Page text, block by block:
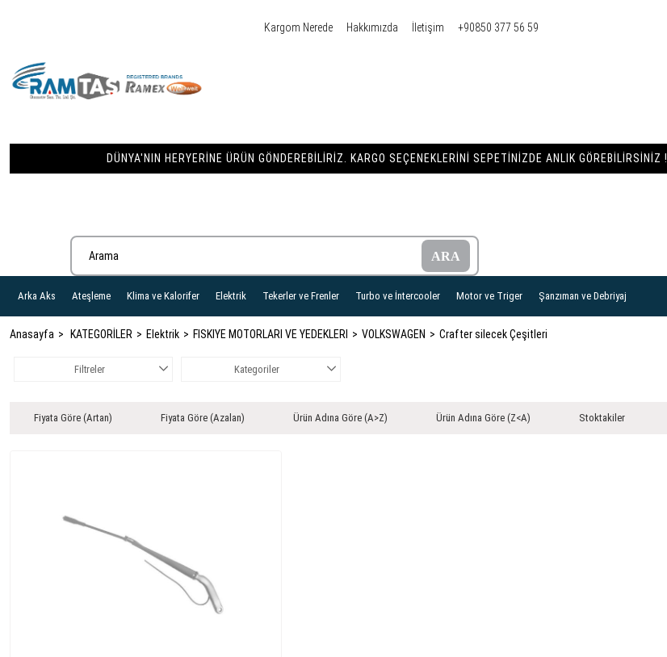
Kargom Nerede Hakkımızda İletişim +90850 377 56 59
DÜNYA'NIN HERYERINE ÜRÜN GÖNDEREBILIRIZ. KARGO SEÇENEKLERINI SEPETINIZDE ANLIK GÖREBILIRSINIZ !
Arka Aks Ateşleme Klima ve Kalorifer Elektrik Tekerler ve Frenler Turbo ve İntercooler Motor ve Triger Şanzıman ve Debriyaj
Anasayfa KATEGORİLER Elektrik FISKIYE MOTORLARI VE YEDEKLERI VOLKSWAGEN Crafter silecek Çeşitleri
Filtreler Kategoriler
Fiyata Göre (Artan) Fiyata Göre (Azalan) Ürün Adına Göre (A>Z) Ürün Adına Göre (Z<A) Stoktakiler